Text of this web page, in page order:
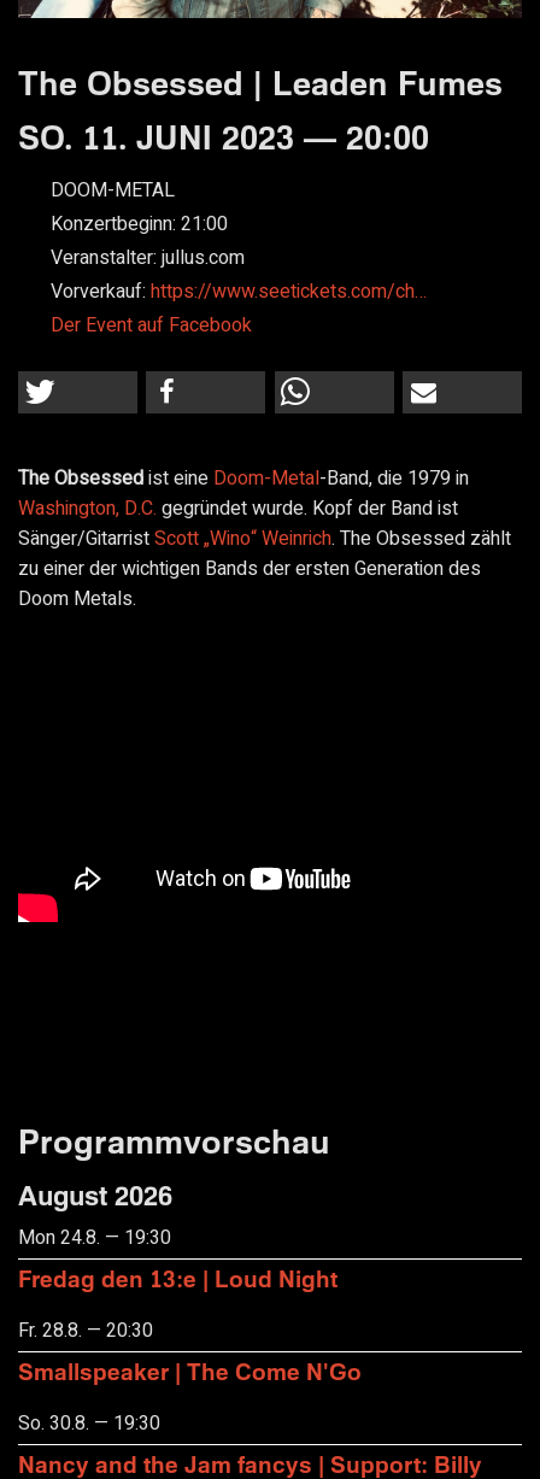
The Obsessed | Leaden Fumes
SO. 11. JUNI 2023 — 20:00
DOOM-METAL
Konzertbeginn: 21:00
Veranstalter: jullus.com
Vorverkauf: https://www.seetickets.com/ch…
Der Event auf Facebook
The Obsessedist eine Doom-Metal-Band, die 1979 in
Washington, D.C. gegründet wurde. Kopf der Band ist
Sänger/GitarristScott „Wino“ Weinrich. The Obsessed zählt
zu einer der wichtigen Bands der ersten Generation des
Doom Metals.
Programmvorschau
August 2026
Mon 24.8. — 19:30
Fredag den 13:e | Loud Night
Fr. 28.8. — 20:30
Smallspeaker | The Come N'Go
So. 30.8. — 19:30
Nancy and the Jam fancys | Support: Billy